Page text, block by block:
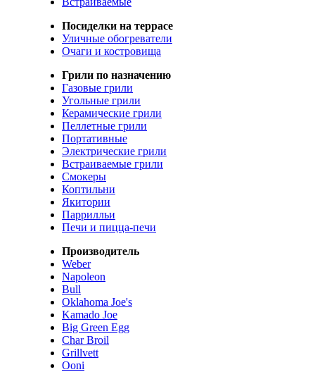
Посиделки на террасе
Уличные обогреватели
Очаги и костровища
Грили по назначению
Газовые грили
Угольные грили
Керамические грили
Пеллетные грили
Портативные
Электрические грили
Встраиваемые грили
Смокеры
Коптильни
Якитории
Паррилльи
Печи и пицца-печи
Производитель
Weber
Napoleon
Bull
Oklahoma Joe's
Kamado Joe
Big Green Egg
Char Broil
Grillvett
Ooni